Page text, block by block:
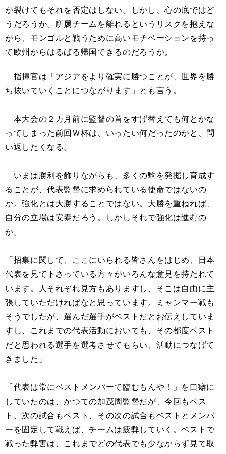
が裂けてもそれを否定はしない。しかし、心の底ではど
うだろうか。所属チームを離れるというリスクを抱えな
がら、モンゴルと戦うために高いモチベーションを持っ
て欧州からはるばる帰国できるのだろうか。
指揮官は「アジアをより確実に勝つことが、世界を勝
ち抜いていくことにつながります」とも言う。
本大会の２カ月前に監督の首をすげ替えても何とかな
ってしまった前回Ｗ杯は、いったい何だったのかと、問
い返したくなる。
いまは勝利を飾りながらも、多くの駒を発掘し育成す
ることが、代表監督に求められている使命ではないの
か。強化とは大勝することではない。大勝を重ねれば、
自分の立場は安泰だろう。しかしそれで強化は進むの
か。
「招集に関して、ここにいられる皆さんをはじめ、日本
代表を見て下さっている方々がいろんな意見を持たれて
います。人それぞれ見方もありますし、そこは自由に主
張していただければなと思っています。ミャンマー戦も
そうでしたが、選んだ選手がベストだとお伝えしていま
すし、これまでの代表活動においても、その都度ベスト
だと思われる選手を選考させてもらい、活動につなげて
きました」
「代表は常にベストメンバーで臨むもんや！」を口癖に
していたのは、かつての加茂周監督だが、今回もベス
ト、次の試合もベスト、その次の試合もベストとメンバ
ーを固定して戦えば、チームは疲弊していく。ベストで
戦った弊害は、これまでどの代表でも少なからず見て取